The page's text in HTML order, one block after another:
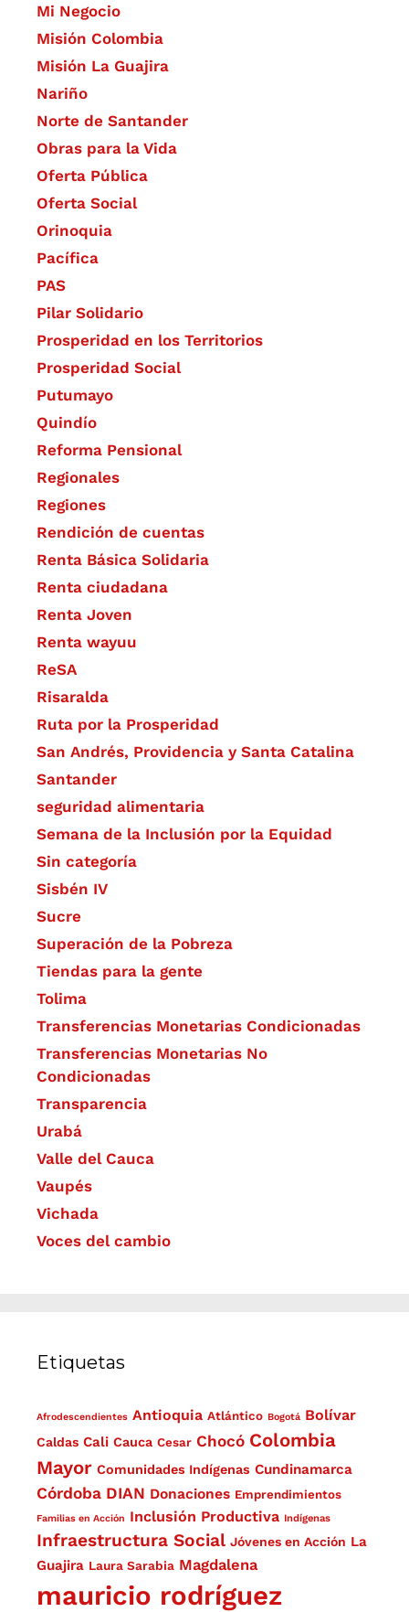
Mi Negocio
Misión Colombia
Misión La Guajira
Nariño
Norte de Santander
Obras para la Vida
Oferta Pública
Oferta Social​​
Orinoquia
Pacífica
PAS
Pilar Solidario
Prosperidad en los Territorios
Prosperidad Social
Putumayo
Quindío
Reforma Pensional
Regionales
Regiones
Rendición de cuentas
Renta Básica Solidaria
Renta ciudadana
Renta Joven
Renta wayuu
ReSA
Risaralda
Ruta por la Prosperidad
San Andrés, Providencia y Santa Catalina
Santander
seguridad alimentaria
Semana de la Inclusión por la Equidad
Sin categoría
Sisbén IV
Sucre
Superación de la Pobreza
Tiendas para la gente
Tolima
Transferencias Monetarias Condicionadas
Transferencias Monetarias No
Condicionadas
Transparencia
Urabá
Valle del Cauca
Vaupés
Vichada
Voces del cambio
Etiquetas
Afrodescendientes Antioquia Atlántico Bogotá Bolívar
Caldas Cali Cauca Cesar Chocó Colombia
Mayor Comunidades Indígenas Cundinamarca
Córdoba DIAN Donaciones Emprendimientos
Familias en Acción Inclusión Productiva Indígenas
Infraestructura Social Jóvenes en Acción La
Guajira Laura Sarabia Magdalena
mauricio rodríguez